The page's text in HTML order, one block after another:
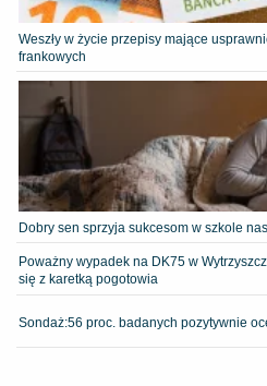
Weszły w życie przepisy mające
frankowych
Dobry sen sprzyja sukcesom w szkole
Poważny wypadek na DK75 w
się z karetką pogotowia
​Sondaż:56 proc. badanych pozytywnie